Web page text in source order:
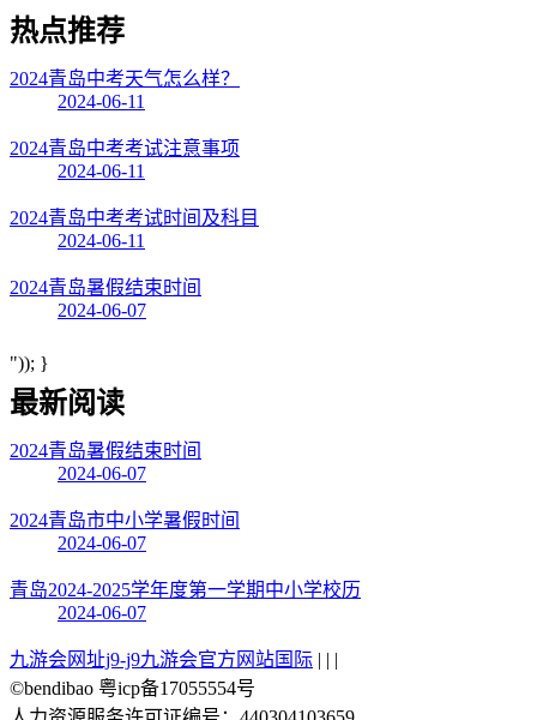
热点推荐
2024青岛中考天气怎么样？
2024-06-11
2024青岛中考考试注意事项
2024-06-11
2024青岛中考考试时间及科目
2024-06-11
2024青岛暑假结束时间
2024-06-07
")); }
最新阅读
2024青岛暑假结束时间
2024-06-07
2024青岛市中小学暑假时间
2024-06-07
青岛2024-2025学年度第一学期中小学校历
2024-06-07
九游会网址j9-j9九游会官方网站国际 | | |
©bendibao 粤icp备17055554号